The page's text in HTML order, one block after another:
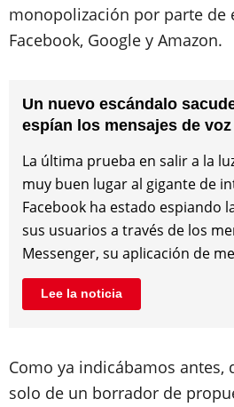
monopolización por parte de
Facebook, Google y Amazon.
Un nuevo escándalo
espían los mensajes de
La última prueba en salir a la
muy buen lugar al gigante de
Facebook ha estado espiando
sus usuarios a través de los
Messenger, su aplicación de
Lee la noticia
Como ya indicábamos antes,
solo de un borrador de